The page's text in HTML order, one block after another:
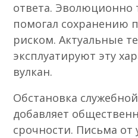
ответа. Эволюционно
помогал сохранению
риском. Актуальные
эксплуатируют эту
вулкан.
Обстановка
добавляет
срочности. Письма